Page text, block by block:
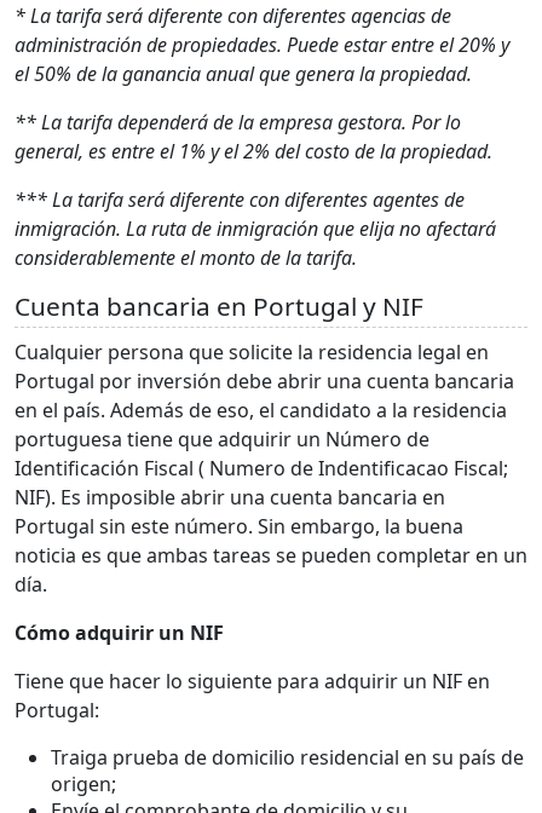
* La tarifa será diferente con diferentes agencias de
administración de propiedades. Puede estar entre el 20% y
el 50% de la ganancia anual que genera la propiedad.
** La tarifa dependerá de la empresa gestora. Por lo
general, es entre el 1% y el 2% del costo de la propiedad.
*** La tarifa será diferente con diferentes agentes de
inmigración. La ruta de inmigración que elija no afectará
considerablemente el monto de la tarifa.
Cuenta bancaria en Portugal y NIF
Cualquier persona que solicite la residencia legal en
Portugal por inversión debe abrir una cuenta bancaria
en el país. Además de eso, el candidato a la residencia
portuguesa tiene que adquirir un Número de
Identificación Fiscal ( Numero de Indentificacao Fiscal;
NIF). Es imposible abrir una cuenta bancaria en
Portugal sin este número. Sin embargo, la buena
noticia es que ambas tareas se pueden completar en un
día.
Cómo adquirir un NIF
Tiene que hacer lo siguiente para adquirir un NIF en
Portugal:
Traiga prueba de domicilio residencial en su país de
origen;